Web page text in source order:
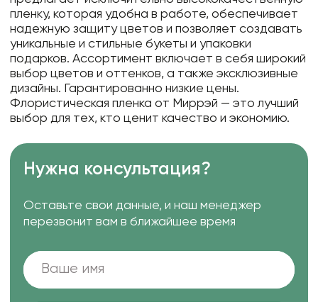
пленку, которая удобна в работе, обеспечивает
надежную защиту цветов и позволяет создавать
уникальные и стильные букеты и упаковки
подарков. Ассортимент включает в себя широкий
выбор цветов и оттенков, а также эксклюзивные
дизайны. Гарантированно низкие цены.
Флористическая пленка от Миррэй — это лучший
выбор для тех, кто ценит качество и экономию.
Нужна консультация?
Оставьте свои данные, и наш менеджер
перезвонит вам в ближайшее время